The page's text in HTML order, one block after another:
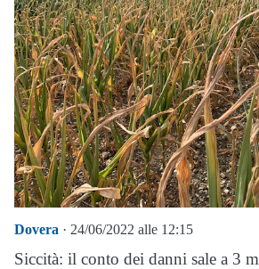
Dovera · 24/06/2022 alle 12:15
Siccità: il conto dei danni sale a 3